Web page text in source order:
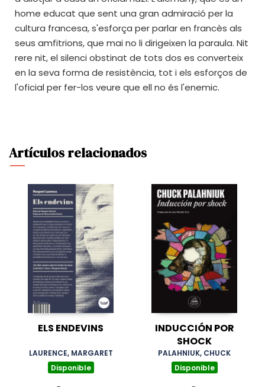
home educat que sent una gran admiració per la
cultura francesa, s'esforça per parlar en francès als
seus amfitrions, que mai no li dirigeixen la paraula. Nit
rere nit, el silenci obstinat de tots dos es converteix
en la seva forma de resistència, tot i els esforços de
l'oficial per fer-los veure que ell no és l'enemic.
Artículos relacionados
ELS ENDEVINS
LAURENCE, MARGARET
Disponible
INDUCCIÓN POR
SHOCK
PALAHNIUK, CHUCK
Disponible